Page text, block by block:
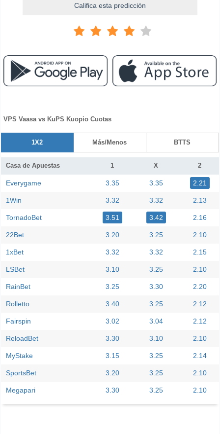
Califica esta predicción
VPS Vaasa vs KuPS Kuopio Cuotas
1X2 Más/Menos BTTS
Casa de Apuestas 1 X 2
Everygame 3.35 3.35 2.21
1Win 3.32 3.32 2.13
TornadoBet 3.51 3.42 2.16
22Bet 3.20 3.25 2.10
1xBet 3.32 3.32 2.15
LSBet 3.10 3.25 2.10
RainBet 3.25 3.30 2.20
Rolletto 3.40 3.25 2.12
Fairspin 3.02 3.04 2.12
ReloadBet 3.30 3.10 2.10
MyStake 3.15 3.25 2.14
SportsBet 3.20 3.25 2.10
Megapari 3.30 3.25 2.10